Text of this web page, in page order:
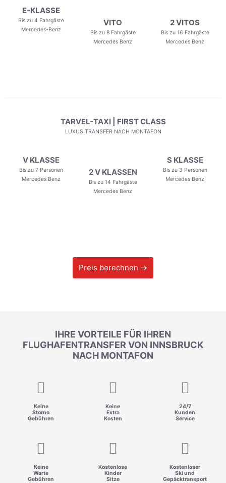
E-KLASSE
Bis zu 4 Fahrgäste
Mercedes-Benz
VITO
Bis zu 8 Fahrgäste
Mercedes Benz
2 VITOS
Bis zu 16 Fahrgäste
Mercedes Benz
TARVEL-TAXI | FIRST CLASS
LUXUS TRANSFER NACH MONTAFON
V KLASSE
Bis zu 7 Personen
Mercedes Benz
2 V KLASSEN
Bis zu 14 Fahrgäste
Mercedes Benz
S KLASSE
Bis zu 3 Personen
Mercedes Benz
Preis berechnen →
IHRE VORTEILE FÜR IHREN
FLUGHAFENTRANSFER VON INNSBRUCK
NACH MONTAFON
Keine
Storno
Gebühren
Keine
Extra
Kosten
24/7
Kunden
Service
Keine
Warte
Gebühren
Kostenlose
Kinder
Sitze
Kostenloser
Ski und
Gepäcktransport